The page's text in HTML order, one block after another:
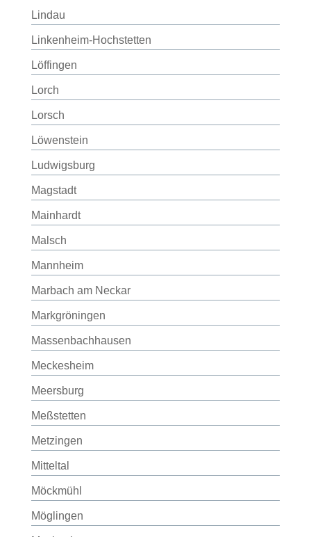
Lindau
Linkenheim-Hochstetten
Löffingen
Lorch
Lorsch
Löwenstein
Ludwigsburg
Magstadt
Mainhardt
Malsch
Mannheim
Marbach am Neckar
Markgröningen
Massenbachhausen
Meckesheim
Meersburg
Meßstetten
Metzingen
Mitteltal
Möckmühl
Möglingen